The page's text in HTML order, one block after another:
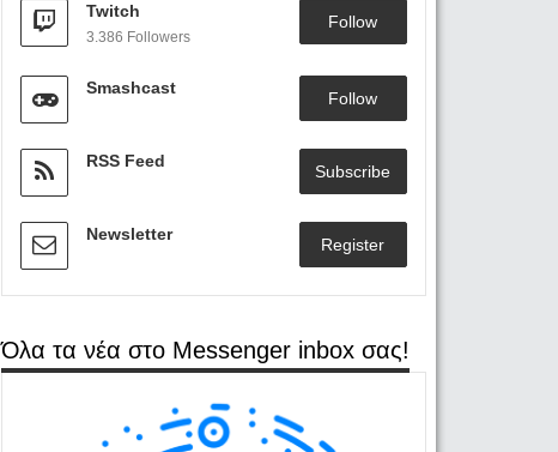
Twitch
3.386 Followers
Follow
Smashcast
Follow
RSS Feed
Subscribe
Newsletter
Register
Όλα τα νέα στο Messenger inbox σας!